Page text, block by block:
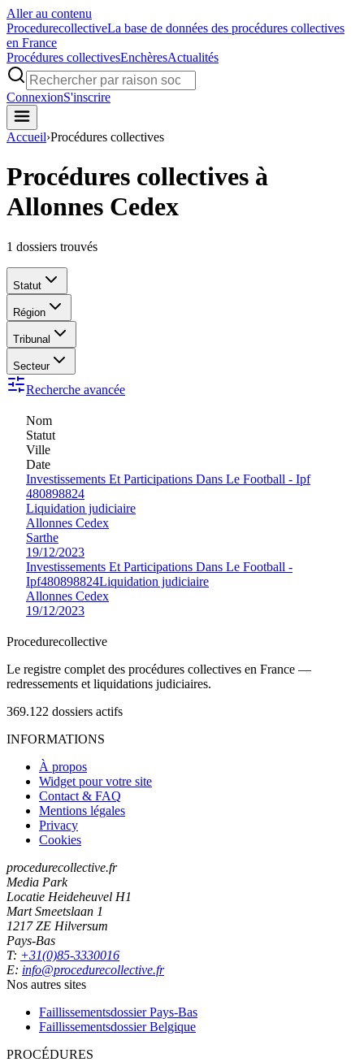
Aller au contenu
ProcedurecollectiveLa base de données des procédures collectives
en France
Procédures collectivesEnchèresActualités
ConnexionS'inscrire
Accueil›Procédures collectives
Procédures collectives à
Allonnes Cedex
1 dossiers trouvés
Statut
Région
Tribunal
Secteur
Recherche avancée
Nom
Statut
Ville
Date
Investissements Et Participations Dans Le Football - Ipf
480898824
Liquidation judiciaire
Allonnes Cedex
Sarthe
19/12/2023
Investissements Et Participations Dans Le Football -
Ipf480898824Liquidation judiciaire
Allonnes Cedex
19/12/2023
Procedurecollective
Le registre complet des procédures collectives en France —
redressements et liquidations judiciaires.
369.122 dossiers actifs
INFORMATIONS
À propos
Widget pour votre site
Contact & FAQ
Mentions légales
Privacy
Cookies
procedurecollective.fr
Media Park
Locatie Heideheuvel H1
Mart Smeetslaan 1
1217 ZE Hilversum
Pays-Bas
T: +31(0)85-3330016
E: info@procedurecollective.fr
Nos autres sites
Faillissementsdossier Pays-Bas
Faillissementsdossier Belgique
PROCÉDURES